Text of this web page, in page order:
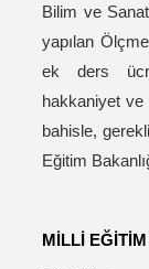
Bilim ve
yapılan
ek ders
hakkaniyet ve
bahisle,
Eğitim
MİLLİ